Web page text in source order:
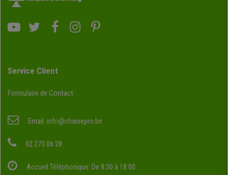
Service Client
Formulaire de Contact
Email: info@chaisepro.be
02 273 06 28
Accueil Téléphonique: De 8:30 à 18:00